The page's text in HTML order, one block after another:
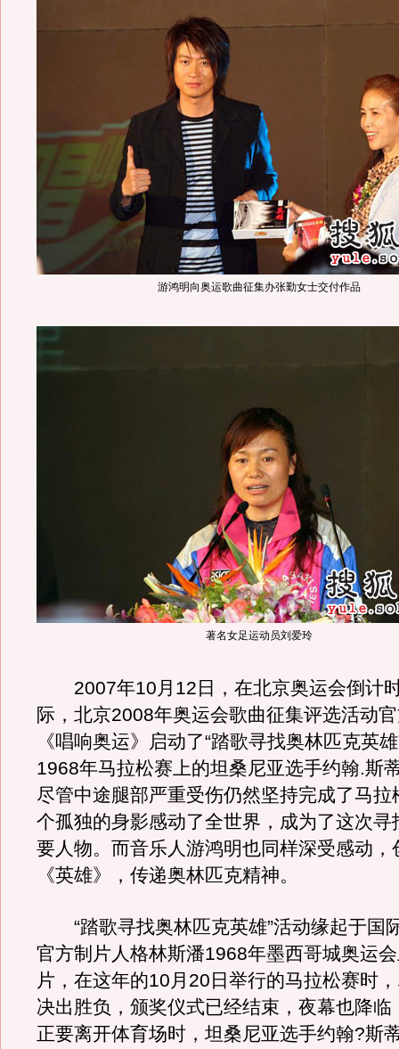
游鸿明向奥运歌曲征集办张勤女士交付作品
著名女足运动员刘爱玲
2007年10月12日，在北京奥运会倒计
际，北京2008年奥运会歌曲征集评选活动
《唱响奥运》启动了“踏歌寻找奥林匹克英
1968年马拉松赛上的坦桑尼亚选手约翰.斯
尽管中途腿部严重受伤仍然坚持完成了马拉
个孤独的身影感动了全世界，成为了这次寻
要人物。而音乐人游鸿明也同样深受感动，
《英雄》，传递奥林匹克精神。
“踏歌寻找奥林匹克英雄”活动缘起于国
官方制片人格林斯潘1968年墨西哥城奥运
片，在这年的10月20日举行的马拉松赛时
决出胜负，颁奖仪式已经结束，夜幕也降临
正要离开体育场时，坦桑尼亚选手约翰?斯